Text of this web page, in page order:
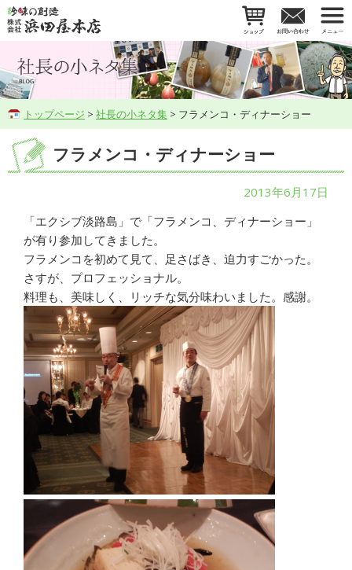
トップページ > 社長の小ネタ集 > フラメンコ・ディナーショー
フラメンコ・ディナーショー
2013年6月17日
「エクシブ淡路島」で「フラメンコ、ディナーショー」
が有り参加してきました。
フラメンコを初めて見て、足さばき、迫力すごかった。
さすが、プロフェッショナル。
料理も、美味しく、リッチな気分味わいました。感謝。